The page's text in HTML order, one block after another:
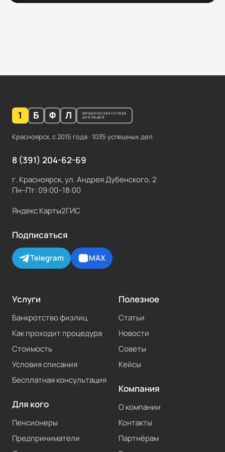
1 Б Ф Л
ЮРИДИЧЕСКАЯ СЛУЖБА
ДЛЯ ЛЮДЕЙ
Красноярск, с 2015 года · 1035 успешных дел
8 (391) 204-62-69
г. Красноярск, ул. Андрея Дубенского, 2
Пн–Пт: 09:00–18:00
Яндекс Карты2ГИС
Подписаться
Telegram MAX
Услуги
Банкротство физлиц
Как проходит процедура
Стоимость
Условия списания
Бесплатная консультация
Для кого
Пенсионеры
Предприниматели
Полезное
Статьи
Новости
Советы
Кейсы
Компания
О компании
Контакты
Партнёрам